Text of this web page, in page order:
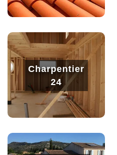
Charpentier
24